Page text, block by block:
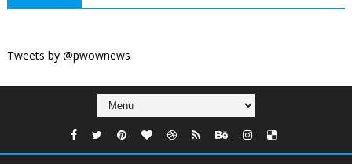
Tweets by @pwownews